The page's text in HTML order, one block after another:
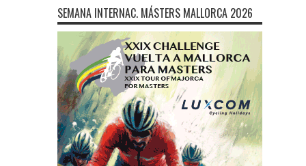
SEMANA INTERNAC. MÁSTERS MALLORCA 2026